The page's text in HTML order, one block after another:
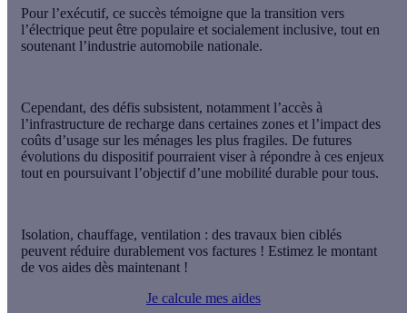
Pour l’exécutif, ce succès témoigne que la transition vers
l’électrique peut être populaire et socialement inclusive, tout en
soutenant l’industrie automobile nationale.
Cependant, des défis subsistent, notamment l’accès à
l’infrastructure de recharge dans certaines zones et l’impact des
coûts d’usage sur les ménages les plus fragiles. De futures
évolutions du dispositif pourraient viser à répondre à ces enjeux
tout en poursuivant l’objectif d’une mobilité durable pour tous.
Isolation, chauffage, ventilation : des travaux bien ciblés
peuvent réduire durablement vos factures ! Estimez le montant
de vos aides dès maintenant !
Je calcule mes aides